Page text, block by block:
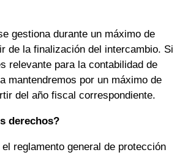
gestiona durante un máximo de
de la finalización del intercambio. Si
relevante para la contabilidad de
mantendremos por un máximo de
del año fiscal correspondiente.
derechos?
reglamento general de protección